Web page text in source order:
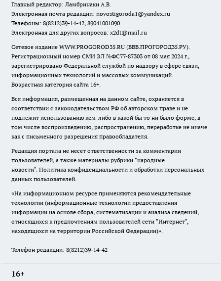
Главный редактор: Ламбринаки А.В.
Электронная почта редакции: novostigoroda1@yandex.ru
Телефоны: 8(8212)39-14-42, 89041001090
Электронная для других вопросов: x2dt@mail.ru
Сетевое издание WWW.PROGOROD35.RU (ВВВ.ПРОГОРОД35.РУ).
Регистрационный номер СМИ ЭЛ №ФС77-87303 от 08 мая 2024 г.,
зарегистрировано Федеральной службой по надзору в сфере связи,
информационных технологий и массовых коммуникаций.
Возрастная категория сайта 16+.
Вся информация, размещенная на данном сайте, охраняется в
соответствии с законодательством РФ об авторском праве и не
подлежит использованию кем-либо в какой бы то ни было форме, в
том числе воспроизведению, распространению, переработке не иначе
как с письменного разрешения правообладателя.
Редакция портала не несет ответственности за комментарии
пользователей, а также материалы рубрики "народные
новости". Политика конфиденциальности и обработки персональных
данных пользователей.
«На информационном ресурсе применяются рекомендательные
технологии (информационные технологии предоставления
информации на основе сбора, систематизации и анализа сведений,
относящихся к предпочтениям пользователей сети "Интернет",
находящихся на территории Российской Федерации)».
Телефон редакции: 8(8212)39-14-42
16+